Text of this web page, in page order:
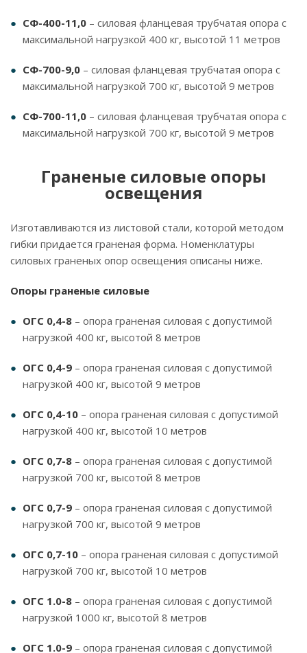
СФ-400-11,0 – силовая фланцевая трубчатая опора с
максимальной нагрузкой 400 кг, высотой 11 метров
СФ-700-9,0 – силовая фланцевая трубчатая опора с
максимальной нагрузкой 700 кг, высотой 9 метров
СФ-700-11,0 – силовая фланцевая трубчатая опора с
максимальной нагрузкой 700 кг, высотой 9 метров
Граненые силовые опоры
освещения
Изготавливаются из листовой стали, которой методом
гибки придается граненая форма. Номенклатуры
силовых граненых опор освещения описаны ниже.
Опоры граненые силовые
ОГС 0,4-8 – опора граненая силовая с допустимой
нагрузкой 400 кг, высотой 8 метров
ОГС 0,4-9 – опора граненая силовая с допустимой
нагрузкой 400 кг, высотой 9 метров
ОГС 0,4-10 – опора граненая силовая с допустимой
нагрузкой 400 кг, высотой 10 метров
ОГС 0,7-8 – опора граненая силовая с допустимой
нагрузкой 700 кг, высотой 8 метров
ОГС 0,7-9 – опора граненая силовая с допустимой
нагрузкой 700 кг, высотой 9 метров
ОГС 0,7-10 – опора граненая силовая с допустимой
нагрузкой 700 кг, высотой 10 метров
ОГС 1.0-8 – опора граненая силовая с допустимой
нагрузкой 1000 кг, высотой 8 метров
ОГС 1.0-9 – опора граненая силовая с допустимой